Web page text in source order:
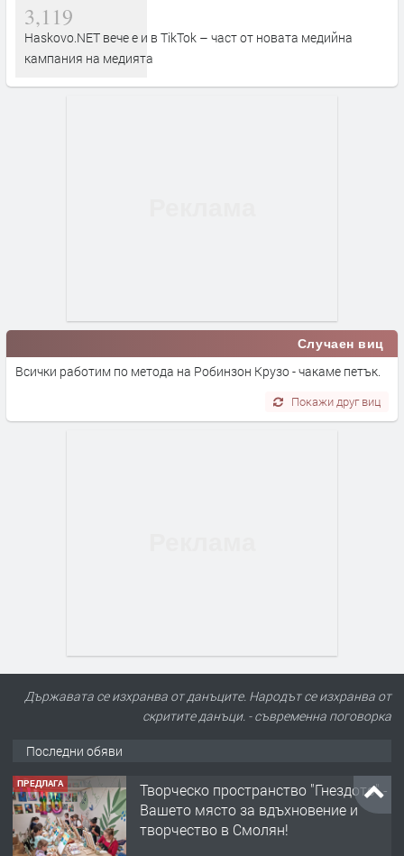
3,119
Haskovo.NET вече е и в TikTok – част от новата медийна
кампания на медията
Случаен виц
Всички работим по метода на Робинзон Крузо - чакаме петък.
Покажи друг виц
Държавата се изхранва от данъците. Народът се изхранва от
скритите данъци. - съвременна поговорка
Последни обяви
ТЪРСИ Конкурс за офис-сътрудник